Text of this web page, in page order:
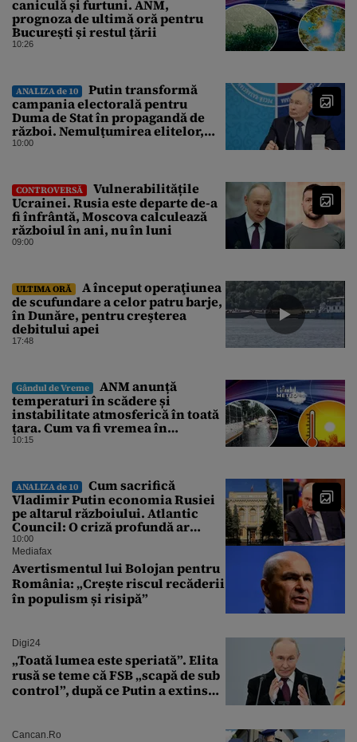
caniculă și furtuni. ANM,
prognoza de ultimă oră pentru
București și restul țării
10:26
ANALIZA de 10
Putin transformă
campania electorală pentru
Duma de Stat în propagandă de
război. Nemulțumirea elitelor,
tratată cu indiferență la Kremlin
10:00
CONTROVERSĂ
Vulnerabilitățile
Ucrainei. Rusia este departe de-a
fi înfrântă, Moscova calculează
războiul în ani, nu în luni
09:00
ULTIMA ORĂ
A început operaţiunea
de scufundare a celor patru barje,
în Dunăre, pentru creşterea
debitului apei
17:48
Gândul de Vreme
ANM anunță
temperaturi în scădere și
instabilitate atmosferică în toată
țara. Cum va fi vremea în
București și când vin vijeliile
10:15
ANALIZA de 10
Cum sacrifică
Vladimir Putin economia Rusiei
pe altarul războiului. Atlantic
Council: O criză profundă ar
putea forța Kremlinul să apeleze
la ultimele resurse ale Băncii
Centrale
10:00
Mediafax
Avertismentul lui Bolojan pentru
România: „Crește riscul recăderii
în populism și risipă”
Digi24
„Toată lumea este speriată”. Elita
rusă se teme că FSB „scapă de sub
control”, după ce Putin a extins
Cancan.ro